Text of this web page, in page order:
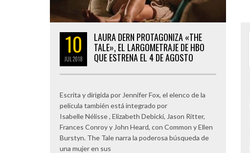
10
JUL 2018
LAURA DERN PROTAGONIZA «THE
TALE», EL LARGOMETRAJE DE HBO
QUE ESTRENA EL 4 DE AGOSTO
Escrita y dirigida por Jennifer Fox, el elenco de la
película también está integrado por
Isabelle Nélisse , Elizabeth Debicki, Jason Ritter,
Frances Conroy y John Heard, con Common y Ellen
Burstyn. The Tale narra la poderosa búsqueda de
una mujer en sus